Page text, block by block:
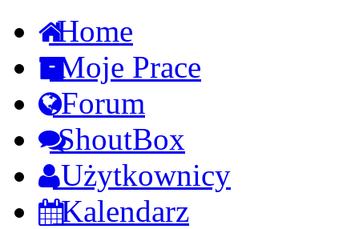
Home
Moje Prace
Forum
ShoutBox
Użytkownicy
Kalendarz